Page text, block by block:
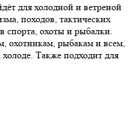
для холодной и ветреной
походов, тактических
спорта, охоты и рыбалки.
охотникам, рыбакам и всем,
Также подходит для